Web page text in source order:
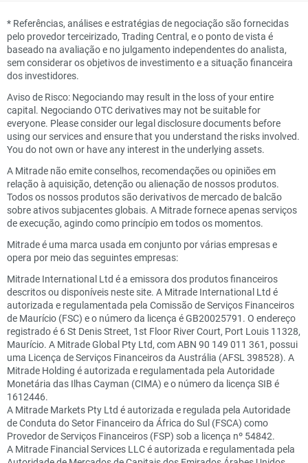
* Referências, análises e estratégias de negociação são fornecidas
pelo provedor terceirizado, Trading Central, e o ponto de vista é
baseado na avaliação e no julgamento independentes do analista,
sem considerar os objetivos de investimento e a situação financeira
dos investidores.
Aviso de Risco: Negociando may result in the loss of your entire
capital. Negociando OTC derivatives may not be suitable for
everyone. Please consider our legal disclosure documents before
using our services and ensure that you understand the risks involved.
You do not own or have any interest in the underlying assets.
A Mitrade não emite conselhos, recomendações ou opiniões em
relação à aquisição, detenção ou alienação de nossos produtos.
Todos os nossos produtos são derivativos de mercado de balcão
sobre ativos subjacentes globais. A Mitrade fornece apenas serviços
de execução, agindo como princípio em todos os momentos.
Mitrade é uma marca usada em conjunto por várias empresas e
opera por meio das seguintes empresas:
Mitrade International Ltd é a emissora dos produtos financeiros
descritos ou disponíveis neste site. A Mitrade International Ltd é
autorizada e regulamentada pela Comissão de Serviços Financeiros
de Maurício (FSC) e o número da licença é GB20025791. O endereço
registrado é 6 St Denis Street, 1st Floor River Court, Port Louis 11328,
Maurício. A Mitrade Global Pty Ltd, com ABN 90 149 011 361, possui
uma Licença de Serviços Financeiros da Austrália (AFSL 398528). A
Mitrade Holding é autorizada e regulamentada pela Autoridade
Monetária das Ilhas Cayman (CIMA) e o número da licença SIB é
1612446.
A Mitrade Markets Pty Ltd é autorizada e regulada pela Autoridade
de Conduta do Setor Financeiro da África do Sul (FSCA) como
Provedor de Serviços Financeiros (FSP) sob a licença nº 54842.
A Mitrade Financial Services LLC é autorizada e regulamentada pela